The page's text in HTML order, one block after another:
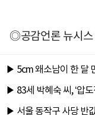
◎공감언론 뉴시스